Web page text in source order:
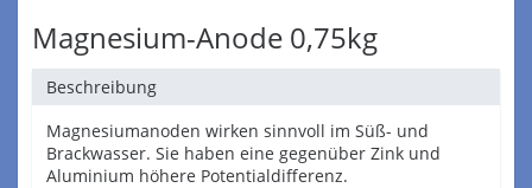
Magnesium-Anode 0,75kg
Beschreibung
Magnesiumanoden wirken sinnvoll im Süß- und
Brackwasser. Sie haben eine gegenüber Zink und
Aluminium höhere Potentialdifferenz.